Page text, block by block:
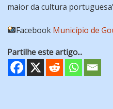
maior da cultura
Facebook Município de
Partilhe este artigo...